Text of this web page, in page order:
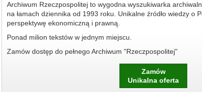
Archiwum Rzeczpospolitej to wygodna wyszukiwarka
na łamach dziennika od 1993 roku. Unikalne źródło wiedzy o
perspektywę ekonomiczną i prawną.
Ponad milion tekstów w jednym miejscu.
Zamów dostęp do pełnego Archiwum "Rzeczpospolitej"
Zamów
Unikalna oferta